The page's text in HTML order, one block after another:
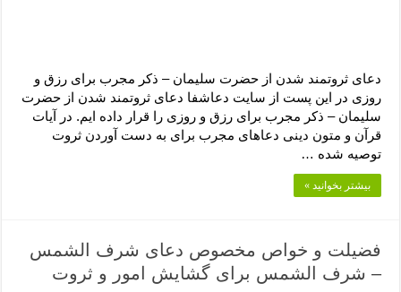
دعای ثروتمند شدن از حضرت سلیمان – ذکر مجرب برای رزق و
روزی در این پست از سایت دعاشفا دعای ثروتمند شدن از حضرت
سلیمان – ذکر مجرب برای رزق و روزی را قرار داده ایم. در آیات
قرآن و متون دینی دعاهای مجرب برای به دست آوردن ثروت
توصیه شده …
بیشتر بخوانید »
فضیلت و خواص مخصوص دعای شرف الشمس
– شرف الشمس برای گشایش امور و ثروت